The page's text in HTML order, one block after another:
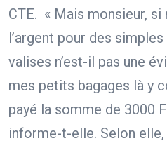
CTE. « Mais monsieur, si
l’argent pour des
valises n’est-il pas une
mes petits bagages là y
payé la somme de 3000
informe-t-elle. Selon